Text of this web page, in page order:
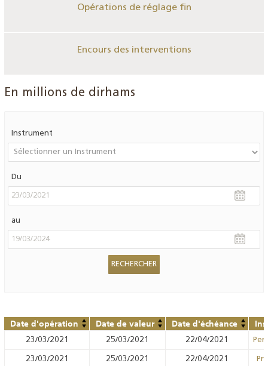
Opérations de réglage fin
Encours des interventions
En millions de dirhams
Instrument
Du
au
Date d'opération Date de valeur Date d'échéance
23/03/2021 25/03/2021 22/04/2021
23/03/2021 25/03/2021 22/04/2021